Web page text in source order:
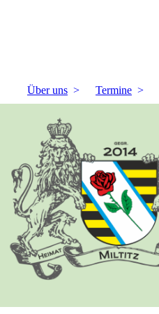
Über uns Termine